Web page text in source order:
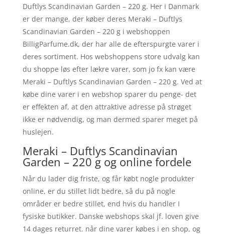
Duftlys Scandinavian Garden – 220 g. Her i Danmark
er der mange, der køber deres Meraki – Duftlys
Scandinavian Garden – 220 g i webshoppen
BilligParfume.dk, der har alle de efterspurgte varer i
deres sortiment. Hos webshoppens store udvalg kan
du shoppe løs efter lækre varer, som jo fx kan være
Meraki – Duftlys Scandinavian Garden – 220 g. Ved at
købe dine varer i en webshop sparer du penge- det
er effekten af, at den attraktive adresse på strøget
ikke er nødvendig, og man dermed sparer meget på
huslejen.
Meraki – Duftlys Scandinavian
Garden – 220 g og online fordele
Når du lader dig friste, og får købt nogle produkter
online, er du stillet lidt bedre, så du på nogle
områder er bedre stillet, end hvis du handler I
fysiske butikker. Danske webshops skal jf. loven give
14 dages returret. når dine varer købes i en shop, og